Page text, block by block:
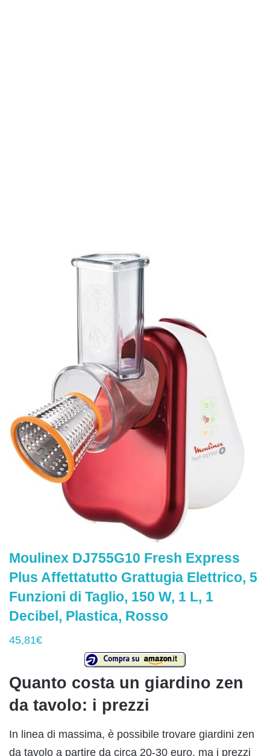
Moulinex DJ755G10 Fresh Express
Plus Affettatutto Grattugia Elettrico, 5
Funzioni di Taglio, 150 W, 1 L, 1
Decibel, Plastica, Rosso
45,81€
Quanto costa un giardino zen
da tavolo: i prezzi
In linea di massima, è possibile trovare giardini zen
da tavolo a partire da circa 20-30 euro, ma i prezzi